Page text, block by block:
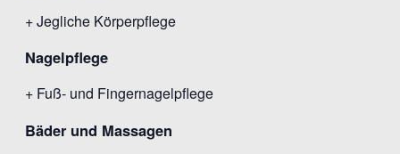
+ Jegliche Körperpflege
Nagelpflege
+ Fuß- und Fingernagelpflege
Bäder und Massagen